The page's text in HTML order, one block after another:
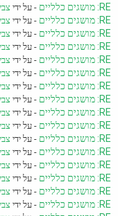
RE: מושגים כלליים - על ידי
RE: מושגים כלליים - על ידי
RE: מושגים כלליים - על ידי
RE: מושגים כלליים - על ידי
RE: מושגים כלליים - על ידי
RE: מושגים כלליים - על ידי
RE: מושגים כלליים - על ידי
RE: מושגים כלליים - על ידי
RE: מושגים כלליים - על ידי
RE: מושגים כלליים - על ידי
RE: מושגים כלליים - על ידי
RE: מושגים כלליים - על ידי
RE: מושגים כלליים - על ידי
RE: מושגים כלליים - על ידי
RE: מושגים כלליים - על ידי
RE: מושגים כלליים - על ידי